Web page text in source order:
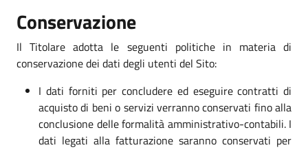
Conservazione
Il Titolare adotta le seguenti politiche in materia di
conservazione dei dati degli utenti del Sito:
I dati forniti per concludere ed eseguire contratti di
acquisto di beni o servizi verranno conservati fino alla
conclusione delle formalità amministrativo-contabili. I
dati legati alla fatturazione saranno conservati per